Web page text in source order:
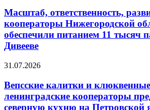
Масштаб, ответственность,
кооператоры Нижегородской
обеспечили питанием 11 тысяч
Дивееве
31.07.2026
Вепсские калитки и
ленинградские кооператоры
северную кухню на Петровской